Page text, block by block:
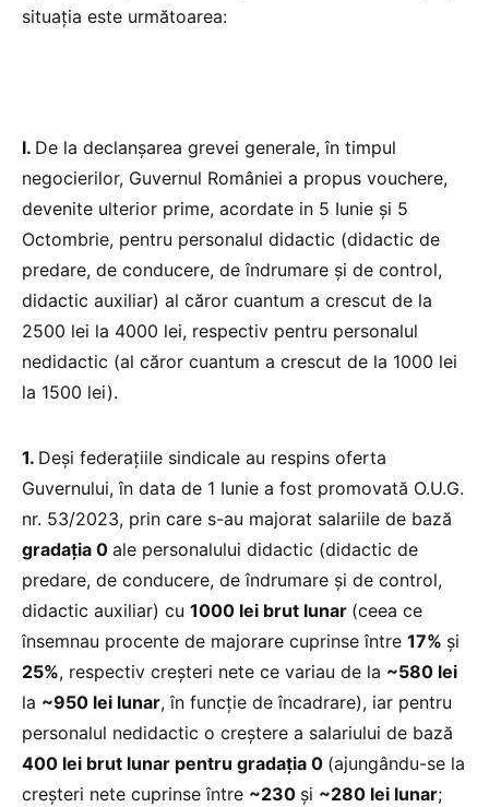
situația este următoarea:
I. De la declanșarea grevei generale, în timpul
negocierilor, Guvernul României a propus vouchere,
devenite ulterior prime, acordate in 5 Iunie și 5
Octombrie, pentru personalul didactic (didactic de
predare, de conducere, de îndrumare și de control,
didactic auxiliar) al căror cuantum a crescut de la
2500 lei la 4000 lei, respectiv pentru personalul
nedidactic (al căror cuantum a crescut de la 1000 lei
la 1500 lei).
1. Deși federațiile sindicale au respins oferta
Guvernului, în data de 1 Iunie a fost promovată O.U.G.
nr. 53/2023, prin care s-au majorat salariile de bază
gradația 0 ale personalului didactic (didactic de
predare, de conducere, de îndrumare și de control,
didactic auxiliar) cu 1000 lei brut lunar (ceea ce
însemnau procente de majorare cuprinse între 17% și
25%, respectiv creșteri nete ce variau de la ~580 lei
la ~950 lei lunar, în funcție de încadrare), iar pentru
personalul nedidactic o creștere a salariului de bază
400 lei brut lunar pentru gradația 0 (ajungându-se la
creșteri nete cuprinse între ~230 și ~280 lei lunar;